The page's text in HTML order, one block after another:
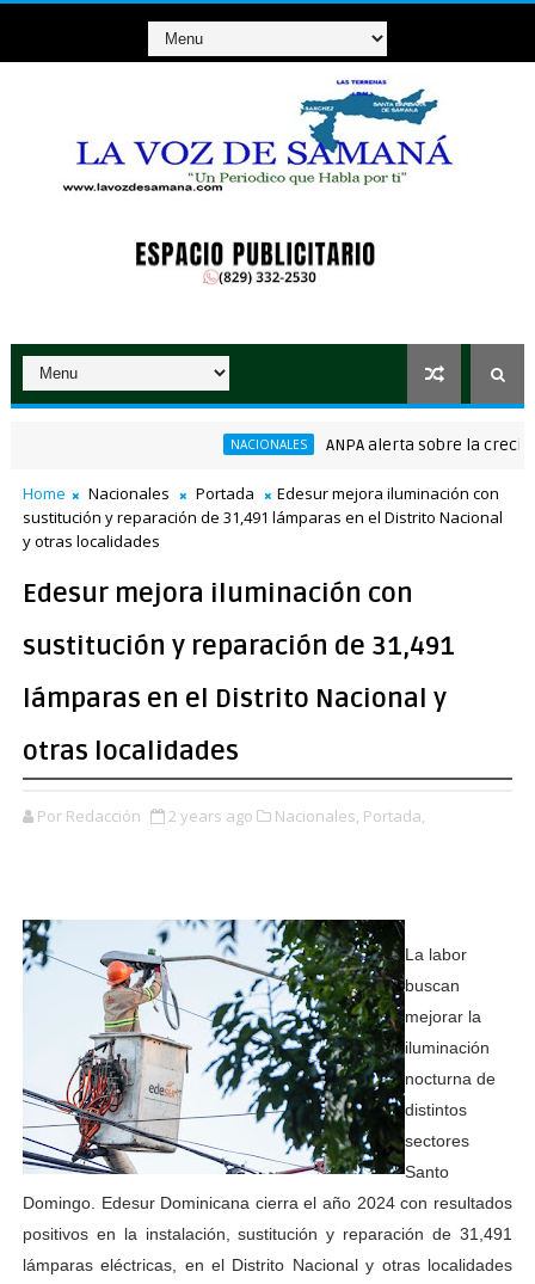
NACIONALES ANPA alerta sobre la creciente
en la convención del PRM
Home Nacionales Portada
Edesur mejora iluminación con
sustitución y reparación de 31,491 lámparas en el Distrito Nacional
y otras localidades
Edesur mejora iluminación con
sustitución y reparación de 31,491
lámparas en el Distrito Nacional y
otras localidades
Por Redacción 2 years ago Nacionales, Portada,
La labor
buscan
mejorar la
iluminación
nocturna de
distintos
sectores
Santo
Domingo. Edesur Dominicana cierra el año 2024 con resultados
positivos en la instalación, sustitución y reparación de 31,491
lámparas eléctricas, en el Distrito Nacional y otras localidades